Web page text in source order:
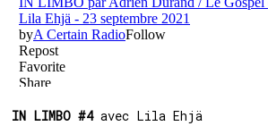
IN LIMBO #4avec Lila Ehjä